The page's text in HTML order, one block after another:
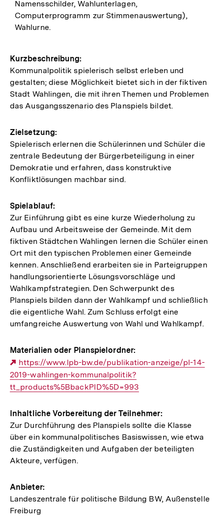
Namensschilder, Wahlunterlagen,
Computerprogramm zur Stimmenauswertung),
Wahlurne.
Kurzbeschreibung:
Kommunalpolitik spielerisch selbst erleben und
gestalten; diese Möglichkeit bietet sich in der fiktiven
Stadt Wahlingen, die mit ihren Themen und Problemen
das Ausgangsszenario des Planspiels bildet.
Zielsetzung:
Spielerisch erlernen die Schülerinnen und Schüler die
zentrale Bedeutung der Bürgerbeteiligung in einer
Demokratie und erfahren, dass konstruktive
Konfliktlösungen machbar sind.
Spielablauf:
Zur Einführung gibt es eine kurze Wiederholung zu
Aufbau und Arbeitsweise der Gemeinde. Mit dem
fiktiven Städtchen Wahlingen lernen die Schüler einen
Ort mit den typischen Problemen einer Gemeinde
kennen. Anschließend erarbeiten sie in Parteigruppen
handlungsorientierte Lösungsvorschläge und
Wahlkampfstrategien. Den Schwerpunkt des
Planspiels bilden dann der Wahlkampf und schließlich
die eigentliche Wahl. Zum Schluss erfolgt eine
umfangreiche Auswertung von Wahl und Wahlkampf.
Materialien oder Planspielordner:
Externer
Link:
https://www.lpb-bw.de/publikation-anzeige/pl-14-
2019-wahlingen-kommunalpolitik?
tt_products%5BbackPID%5D=993
Inhaltliche Vorbereitung der Teilnehmer:
Zur Durchführung des Planspiels sollte die Klasse
über ein kommunalpolitisches Basiswissen, wie etwa
die Zuständigkeiten und Aufgaben der beteiligten
Akteure, verfügen.
Anbieter:
Landeszentrale für politische Bildung BW, Außenstelle
Freiburg